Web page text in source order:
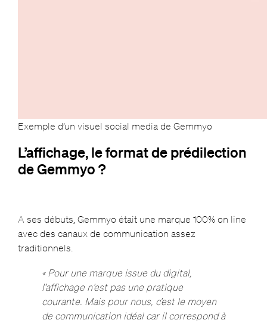
Exemple d’un visuel social media de Gemmyo
L’affichage, le format de prédilection
de Gemmyo ?
A ses débuts, Gemmyo était une marque 100% on line
avec des canaux de communication assez
traditionnels.
« Pour une marque issue du digital,
l’affichage n’est pas une pratique
courante. Mais pour nous, c’est le moyen
de communication idéal car il correspond à